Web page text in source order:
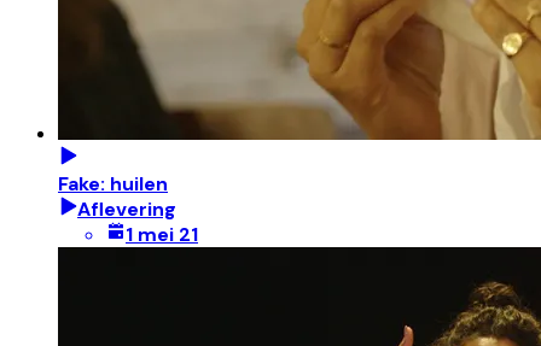
Fake: huilen
Aflevering
1 mei 21